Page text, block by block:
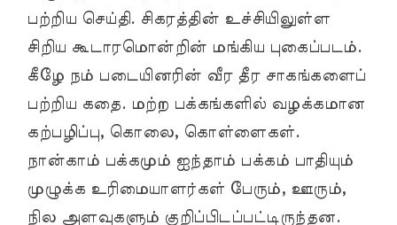
பற்றிய செய்தி. சிகரத்தின் உச்சியிலுள்ள
சிறிய கூடாரமொன்றின் மங்கிய புகைப்படம்.
கீழே நம் படையினரின் வீர தீர சாகங்களைப்
பற்றிய கதை. மற்ற பக்கங்களில் வழக்கமான
கற்பழிப்பு, கொலை, கொள்ளைகள்.
நான்காம் பக்கமும் ஐந்தாம் பக்கம் பாதியும்
முழுக்க உரிமையாளர்கள் பேரும், ஊரும்,
நில அளவுகளும் குறிப்பிடப்பட்டிருந்தன.